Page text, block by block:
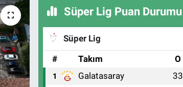
Süper Lig Puan Durumu
Süper Lig
#
Takım O
1 Galatasaray 33